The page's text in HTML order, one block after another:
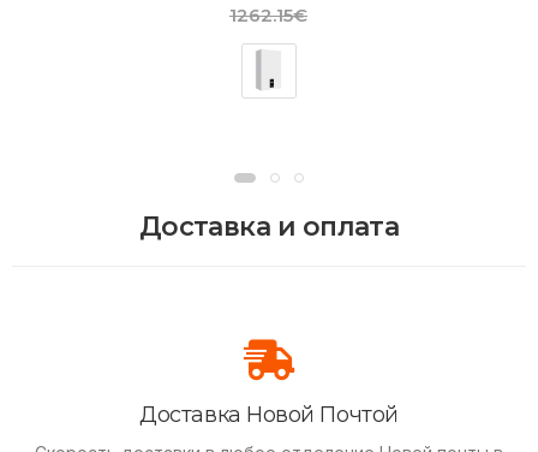
1262.15€
Доставка и оплата
Доставка Новой Почтой